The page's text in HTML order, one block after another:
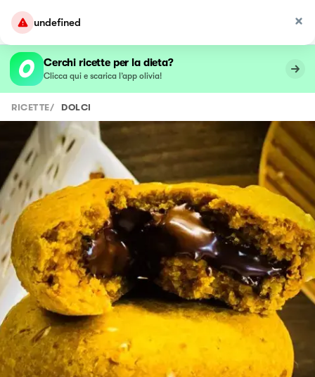
undefined
Cerchi ricette per la dieta?
Clicca qui e scarica l’app olivia!
RICETTE/ DOLCI